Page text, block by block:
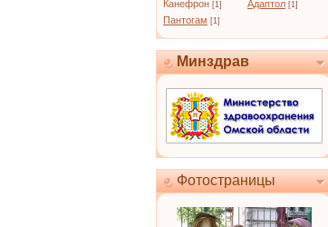
Канефрон [1] Адаптол [1]
Пантогам [1]
Минздрав
Фотостраницы